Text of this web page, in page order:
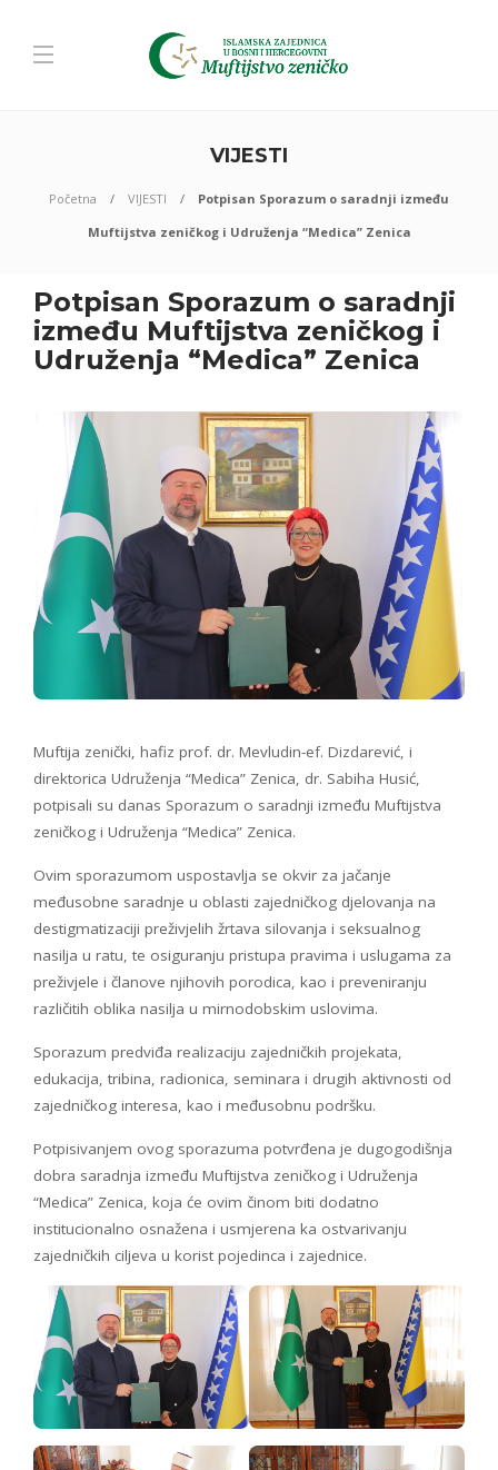
VIJESTI
Početna VIJESTI
Potpisan Sporazum o saradnji između
Muftijstva zeničkog i Udruženja “Medica” Zenica
Potpisan Sporazum o saradnji
između Muftijstva zeničkog i
Udruženja “Medica” Zenica
Muftija zenički, hafiz prof. dr. Mevludin-ef. Dizdarević, i
direktorica Udruženja “Medica” Zenica, dr. Sabiha Husić,
potpisali su danas Sporazum o saradnji između Muftijstva
zeničkog i Udruženja “Medica” Zenica.
Ovim sporazumom uspostavlja se okvir za jačanje
međusobne saradnje u oblasti zajedničkog djelovanja na
destigmatizaciji preživjelih žrtava silovanja i seksualnog
nasilja u ratu, te osiguranju pristupa pravima i uslugama za
preživjele i članove njihovih porodica, kao i preveniranju
različitih oblika nasilja u mirnodobskim uslovima.
Sporazum predviđa realizaciju zajedničkih projekata,
edukacija, tribina, radionica, seminara i drugih aktivnosti od
zajedničkog interesa, kao i međusobnu podršku.
Potpisivanjem ovog sporazuma potvrđena je dugogodišnja
dobra saradnja između Muftijstva zeničkog i Udruženja
“Medica” Zenica, koja će ovim činom biti dodatno
institucionalno osnažena i usmjerena ka ostvarivanju
zajedničkih ciljeva u korist pojedinca i zajednice.